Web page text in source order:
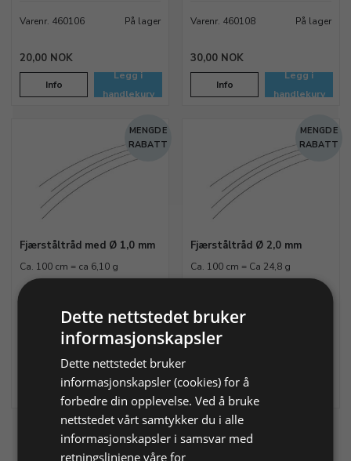
Varenr. 460106 På lager
20,00 NOK
Info
Legg i
handlekurv
Varenr. 460108 På lager
30,00 NOK
Info
Legg i
handlekurv
MENGDE
RABATT
Fjærståltråd med Ø 1,0 mm
Ca. 100 cm = ca 6,10 g
Varenr. 460110 På lager
40,00 NOK
Info
Legg i
handlekurv
MENGDE
RABATT
Fjærståltråd Ø 2,0 mm
Ca. 100 cm = Ca 24,8 g
Varenr. 460120
Info
Du har sett 4 varer av 4
Dette nettstedet bruker
informasjonskapsler
Dette nettstedet bruker
informasjonskapsler (cookies) for å
forbedre din opplevelse. Ved å bruke
nettstedet vårt samtykker du i alle
informasjonskapsler i samsvar med
retningslinjene våre for